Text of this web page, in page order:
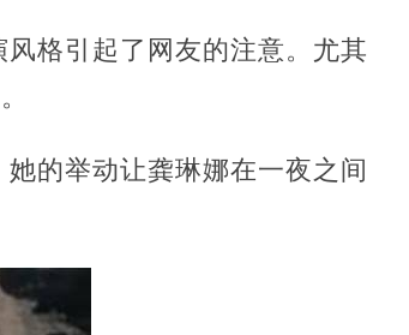
格引起了网友的注意。 尤其
的举动让龚琳娜在一夜之间